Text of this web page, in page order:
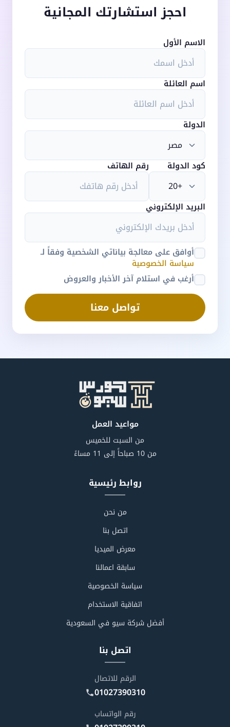
احجز استشارتك المجانية
الاسم الأول
اسم العائلة
الدولة
كود الدولة رقم الهاتف
البريد الإلكتروني
أوافق على معالجة بياناتي الشخصية وفقاً لـ
سياسة الخصوصية
أرغب في استلام آخر الأخبار والعروض
تواصل معنا
مواعيد العمل
من السبت للخميس
من 10 صباحاً إلى 11 مساءً
روابط رئيسية
من نحن
اتصل بنا
معرض الميديا
سابقة اعمالنا
سياسة الخصوصية
اتفاقية الاستخدام
أفضل شركة سيو في السعودية
اتصل بنا
الرقم للاتصال
01027390310
رقم الواتساب